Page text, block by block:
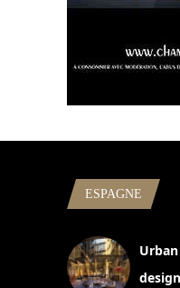
ESPAGNE